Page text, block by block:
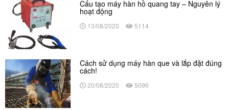
Cấu tạo máy hàn hồ quang tay – Nguyên lý
hoạt động
13/08/2020 5114
Cách sử dụng máy hàn que và lắp đặt đúng
cách!
20/08/2020 5096